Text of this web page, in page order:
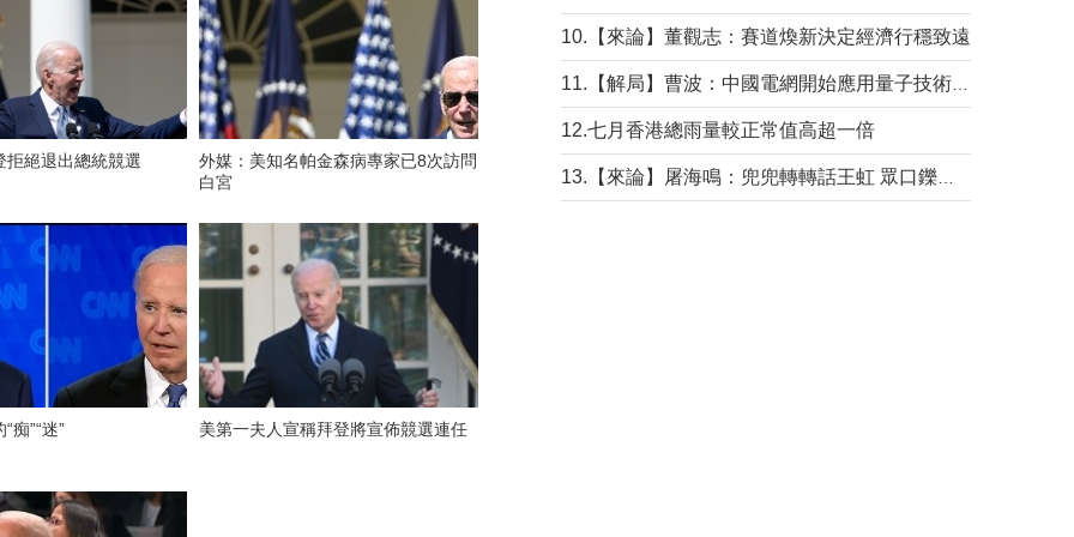
拒絕退出總統競選
外媒：美知名帕金森病專家已8次訪問
白宮
痴”“迷” 美第一夫人宣稱拜登將宣佈競選連任
10.【來論】董觀志：賽道煥新決定經濟行穩致遠
12.七月香港總雨量較正常值高超一倍